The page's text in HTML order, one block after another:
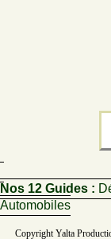
Nos 12 Guides :
Automobiles
Copyright Yalta